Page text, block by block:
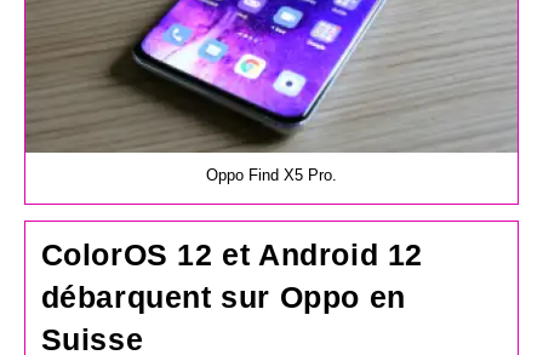
Oppo Find X5 Pro.
ColorOS 12 et Android 12
débarquent sur Oppo en
Suisse